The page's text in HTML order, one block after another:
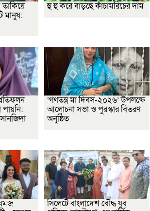
মানুষ:
হু হু করে বাড়ছে কাঁচামরিচের দাম
‘গণতন্ত্র মা দিবস-২০২৬’ উপলক্ষে
আলোচনা সভা ও পুরস্কার বিতরণ
অনুষ্ঠিত
সিলেটে বাংলাদেশ বৌদ্ধ যুব